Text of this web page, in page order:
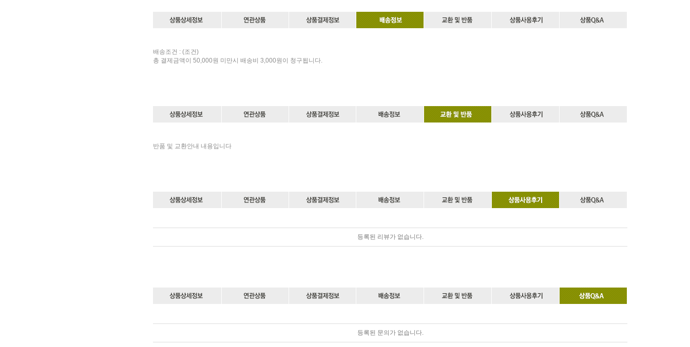
배송조건 : (조건)
총 결제금액이 50,000원 미만시 배송비 3,000원이 청구됩니다.
반품 및 교환안내 내용입니다
등록된 리뷰가 없습니다.
등록된 문의가 없습니다.